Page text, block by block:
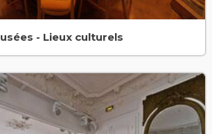
- Lieux culturels